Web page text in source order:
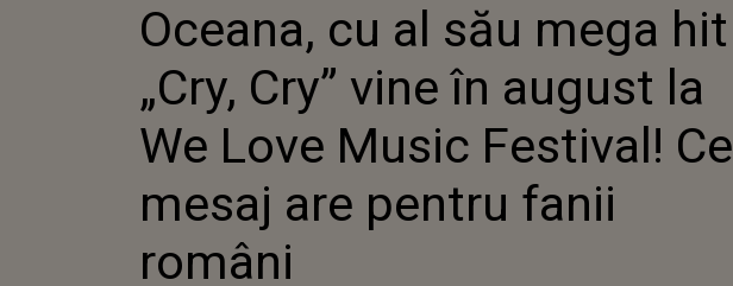
WE LOVE MUSIC FESTIVAL! CE
MESAJ ARE PENTRU FANII
ROMÂNI
Oceana, cu al său mega hit
„Cry, Cry” vine în august la
We Love Music Festival! Ce
mesaj are pentru fanii
români